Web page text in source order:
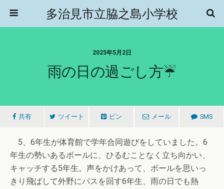
多治見市立脇之島小学校
2025年5月2日
雨の日の過ごし方☔
共有 ツイート ピン メール SMS
5、6年生が体育館で学年合同遊びをしていました。6
年生の勢いあるボールに、ひるむことなく立ち向かい、
キャッチする5年生。声をかけあって、ボールを思いっ
きり飛ばして外野にパスを回す6年生、雨の日でも熱